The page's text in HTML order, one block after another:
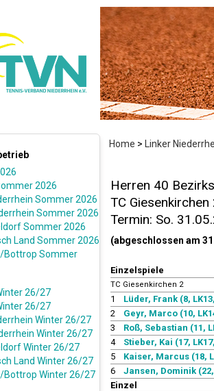
Home > Linker
2026
Sommer 2026
Sommer 2026
Sommer 2026
Land Sommer 2026
Bottrop Sommer
26/27
26/27
Winter 26/27
Winter 26/27
Winter 26/27
Land Winter 26/27
Bottrop Winter 26/27
Herren 40
TC
Termin: So.
(abgeschlossen am
Einzelspiele
TC Giesenkirchen 2
1 Lüder, Frank (8,
2
Geyr, Marco (10,
3
Roß, Sebastian (11,
4
Stieber, Kai (17,
5
Kaiser, Marcus (18,
6
Jansen, Dominik (22,
Einzel